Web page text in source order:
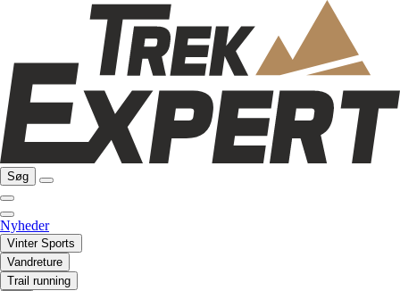
Søg
Nyheder
Vinter Sports
Vandreture
Trail running